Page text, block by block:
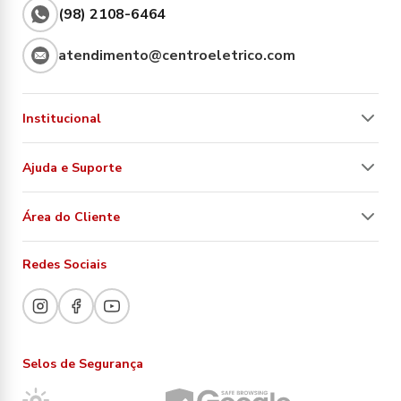
(98) 2108-6464
atendimento@centroeletrico.com
Institucional
Ajuda e Suporte
Área do Cliente
Redes Sociais
Selos de Segurança